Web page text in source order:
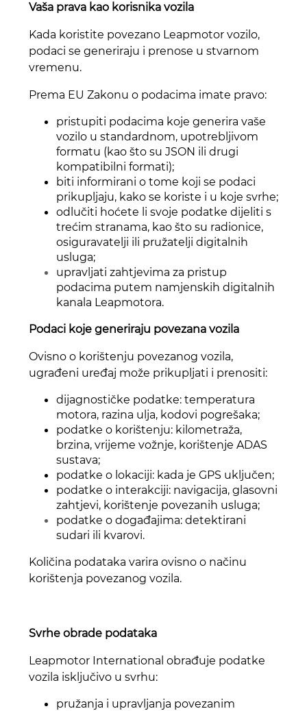
Vaša prava kao korisnika vozila
Kada koristite povezano Leapmotor vozilo,
podaci se generiraju i prenose u stvarnom
vremenu.
Prema EU Zakonu o podacima imate pravo:
pristupiti podacima koje generira vaše
vozilo u standardnom, upotrebljivom
formatu (kao što su JSON ili drugi
kompatibilni formati);
biti informirani o tome koji se podaci
prikupljaju, kako se koriste i u koje svrhe;
odlučiti hoćete li svoje podatke dijeliti s
trećim stranama, kao što su radionice,
osiguravatelji ili pružatelji digitalnih
usluga;
upravljati zahtjevima za pristup
podacima putem namjenskih digitalnih
kanala Leapmotora.
Podaci koje generiraju povezana vozila
Ovisno o korištenju povezanog vozila,
ugrađeni uređaj može prikupljati i prenositi:
dijagnostičke podatke: temperatura
motora, razina ulja, kodovi pogrešaka;
podatke o korištenju: kilometraža,
brzina, vrijeme vožnje, korištenje ADAS
sustava;
podatke o lokaciji: kada je GPS uključen;
podatke o interakciji: navigacija, glasovni
zahtjevi, korištenje povezanih usluga;
podatke o događajima: detektirani
sudari ili kvarovi.
Količina podataka varira ovisno o načinu
korištenja povezanog vozila.
Svrhe obrade podataka
Leapmotor International obrađuje podatke
vozila isključivo u svrhu:
pružanja i upravljanja povezanim